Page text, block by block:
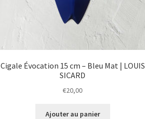
Cigale Évocation 15 cm – Bleu Mat | LOUIS
SICARD
€20,00
Ajouter au panier